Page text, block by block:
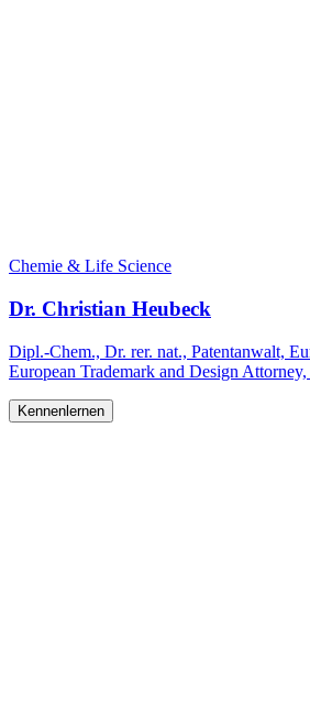
Chemie & Life Science
Dr. Christian Heubeck
Dipl.-Chem., Dr. rer. nat., Patentanwalt,
European Trademark and Design Attorney,
Kennenlernen